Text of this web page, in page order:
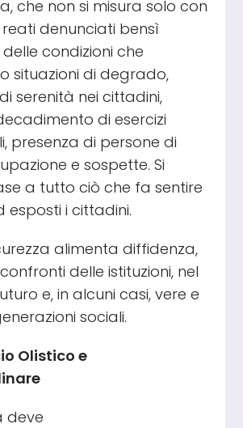
che non si misura solo con
denunciati bensì
delle condizioni che
situazioni di degrado,
serenità nei cittadini,
di esercizi
presenza di persone di
e sospette. Si
a tutto ciò che fa sentire
esposti i cittadini.
alimenta diffidenza,
delle istituzioni, nel
e, in alcuni casi, vere e
sociali.
Olistico e
deve